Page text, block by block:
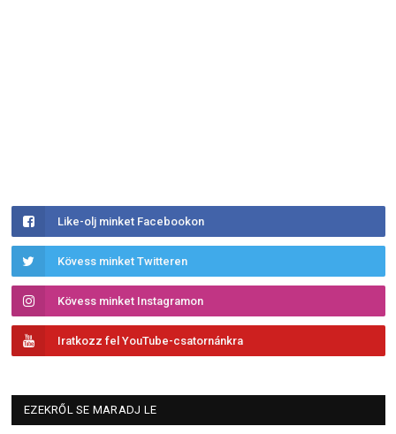
Like-olj minket Facebookon
Kövess minket Twitteren
Kövess minket Instagramon
Iratkozz fel YouTube-csatornánkra
EZEKRŐL SE MARADJ LE